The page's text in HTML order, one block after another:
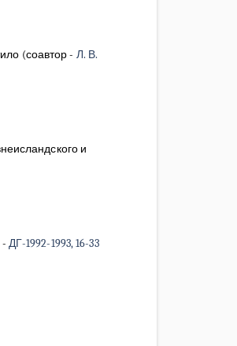
(соавтор - Л. В.
и
- ДГ-1992-1993, 16-33